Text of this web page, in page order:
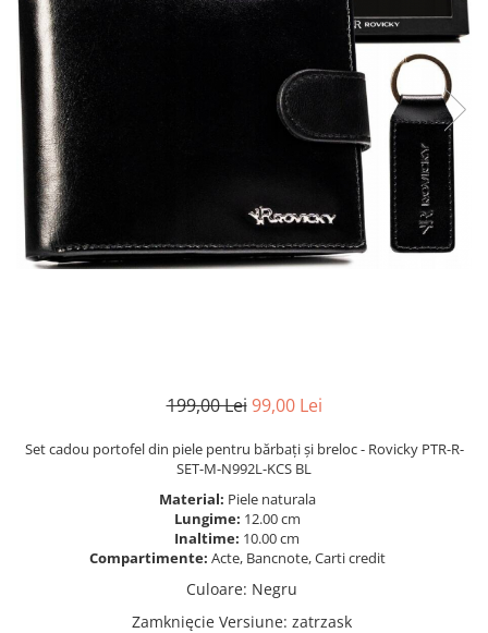
199,00 Lei 99,00 Lei
Set cadou portofel din piele pentru bărbați și breloc - Rovicky PTR-R-
SET-M-N992L-KCS BL
Material: Piele naturala
Lungime: 12.00 cm
Inaltime: 10.00 cm
Compartimente: Acte, Bancnote, Carti credit
Culoare: Negru
Zamknięcie Versiune: zatrzask